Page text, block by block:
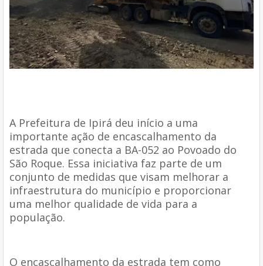
A Prefeitura de Ipirá deu início a uma
importante ação de encascalhamento da
estrada que conecta a BA-052 ao Povoado do
São Roque. Essa iniciativa faz parte de um
conjunto de medidas que visam melhorar a
infraestrutura do município e proporcionar
uma melhor qualidade de vida para a
população.
O encascalhamento da estrada tem como